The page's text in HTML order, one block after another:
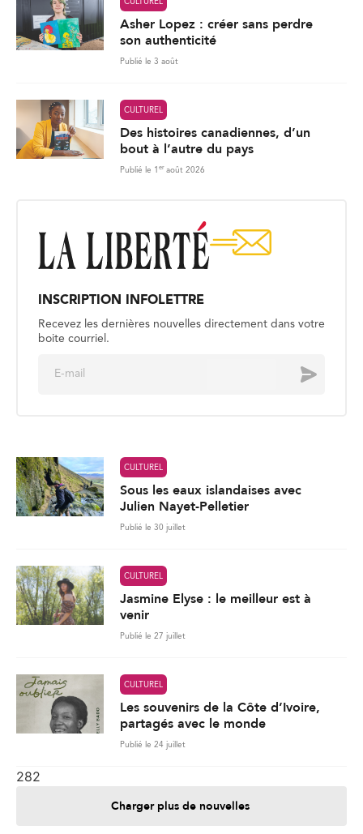
CULTUREL
Asher Lopez : créer sans perdre
son authenticité
Publié le 3 août
CULTUREL
Des histoires canadiennes, d’un
bout à l’autre du pays
Publié le 1 er août 2026
INSCRIPTION INFOLETTRE
Recevez les dernières nouvelles directement dans votre
boite courriel.
Envoyer
CULTUREL
Sous les eaux islandaises avec
Julien Nayet-Pelletier
Publié le 30 juillet
CULTUREL
Jasmine Elyse : le meilleur est à
venir
Publié le 27 juillet
CULTUREL
Les souvenirs de la Côte d’Ivoire,
partagés avec le monde
Publié le 24 juillet
282
Charger plus de nouvelles